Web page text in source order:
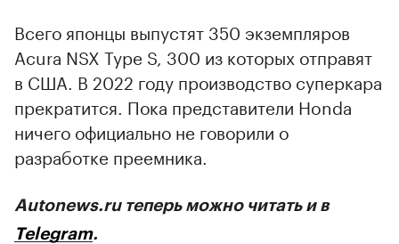
Всего японцы выпустят 350 экземпляров
Acura NSX Type S, 300 из которых отправят
в США. В 2022 году производство суперкара
прекратится. Пока представители Honda
ничего официально не говорили о
разработке преемника.
Autonews.ru теперь можно читать и в
Telegram.